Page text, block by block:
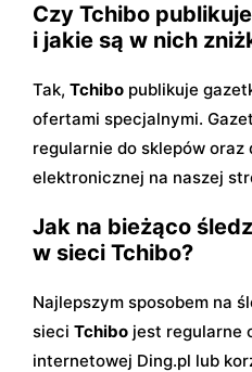
Czy Tchibo
i jakie są w nich
Tak, Tchibo publikuje
ofertami specjalnymi.
regularnie do sklepów oraz
elektronicznej na naszej
Jak na bieżąco
w sieci Tchibo?
Najlepszym sposobem na
sieci Tchibo jest regularne
internetowej Ding.pl lub